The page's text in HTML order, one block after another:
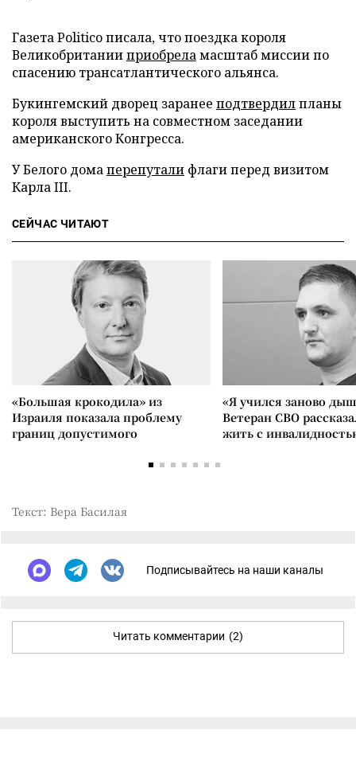
Газета Politico писала, что поездка короля
Великобританииприобреламасштаб миссии по
спасению трансатлантического альянса.
Букингемский дворец заранее подтвердилпланы
короля выступить на совместном заседании
американского Конгресса.
У Белого домаперепутали флаги перед визитом
Карла III.
СЕЙЧАС ЧИТАЮТ
«Большая крокодила» из
Израиля показала проблему
границ допустимого
«Я учился заново
Ветеран СВО
жить с
Текст: Вера Басилая
Подписывайтесь на наши каналы
Читать комментарии (2)